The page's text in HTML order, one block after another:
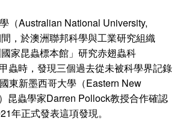
（Australian National University,
，於澳洲聯邦科學與工業研究組織
國家昆蟲標本館」研究赤翅蟲科
蟲時，發現三個過去從未被科學界記錄
東新墨西哥大學（Eastern New
昆蟲學家Darren Pollock教授合作確認
年正式發表這項發現。